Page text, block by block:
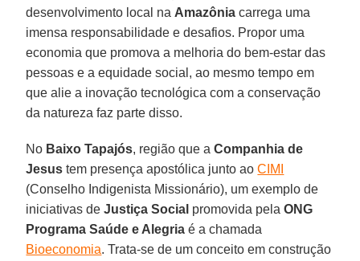
desenvolvimento local na Amazônia carrega uma
imensa responsabilidade e desafios. Propor uma
economia que promova a melhoria do bem-estar das
pessoas e a equidade social, ao mesmo tempo em
que alie a inovação tecnológica com a conservação
da natureza faz parte disso.
No Baixo Tapajós, região que aCompanhia de
Jesus tem presença apostólica junto aoCIMI
(Conselho Indigenista Missionário), um exemplo de
iniciativas deJustiça Social promovida pelaONG
Programa Saúde e Alegria é a chamada
Bioeconomia. Trata-se de um conceito em construção